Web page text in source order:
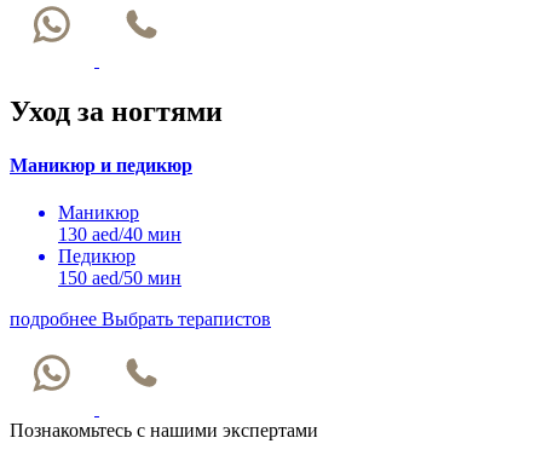
Уход за ногтями
Маникюр и педикюр
Маникюр
130 aed/40 мин
Педикюр
150 aed/50 мин
подробнее Выбрать терапистов
Познакомьтесь с нашими экспертами